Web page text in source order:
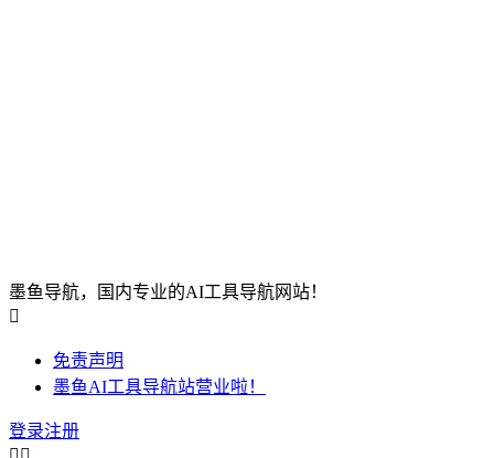
墨鱼导航，国内专业的AI工具导航网站！

免责声明
墨鱼AI工具导航站营业啦！
登录注册